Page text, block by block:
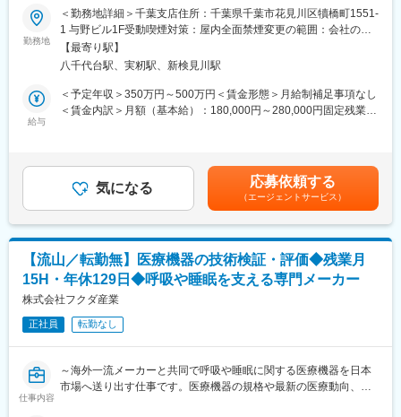
・育産休取得率・復帰率100％・男性の取得実績あり
・個人ノルマなし
・医療機関がお取引先となるため土日祝日の出勤が発生する可能
性あり
■当社について
で医療現場を支えています。医療ガスは無くてはならない医療の
基盤である為、将来的にも必要とされ続けます。
変更の範囲：会社の定める業務
仕事◆◇
【はじめに】
既存のお客様である調剤薬局やドラッグストアに対して、主力製
品である全自動調剤分包機などの調剤IoT機器を販売いただく職種
となります。
IoT製品の販売スキルの市場価値は上昇の一途を辿っており、同社
で得られるスキルも例外ではありません。完全未経験から市場価
【業務概要】
・提案資料作成
・顧客要望のヒアリング、製品提案
【その他補足情報】
・長期間の研修を用意しているため職種未経験＆技術的な知識が
・正社員登用は前提の採用です。就業態度に問題がなければ原則
登用となり、業界トップクラスシェアを誇る優良企業の正社員と
・業界トップクラスのIoT製品や医療システムに触れる事が可能で
す。また、販売スキルだけでなく薬局運営コンサルティングのス
勤務地
＜勤務地詳細＞千葉支店住所：千葉県千葉市花見川区犢橋町1551-
1 与野ビル1F受動喫煙対策：屋内全面禁煙変更の範囲：会社の定
める事業所（リモートワーク含む）
【最寄り駅】
八千代台駅、実籾駅、新検見川駅
給与
＜予定年収＞350万円～500万円＜賃金形態＞月給制補足事項なし
＜賃金内訳＞月額（基本給）：180,000円～280,000円固定残業手
＞※給与詳細は、年齢・スキルを考慮し決定します。■昇給：年1
回■賞与：年2回年収420万円／30歳 経験5年年収500万円／32歳
経験7年賃金はあくまでも目安の金額であり、選考を通じて上下す
る可能性があります。月給(月額)は固定手当を含めた表記です。
気になる 応募依頼する
（エージェントサービス）
【流山／転勤無】医療機器の技術検証・評価◆残業月
15H・年休129日◆呼吸や睡眠を支える専門メーカー
株式会社フクダ産業
正社員 転勤なし
仕事内容
～海外一流メーカーと共同で呼吸や睡眠に関する医療機器を日本
市場へ送り出す仕事です。医療機器の規格や最新の医療動向、法